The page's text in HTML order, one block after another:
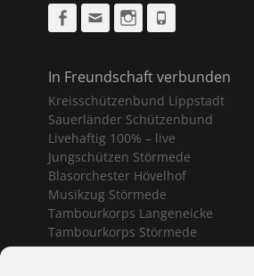
Facebook
Email Instagram
In Freundschaft verbunden
Kreisschützenbund Lippstadt
Sauerländer Schützenbund
Livehaftig 100% – live
Jungschützen Störmede
Blasorchester Hövelhof
Musikzug Störmede
Tambourkorps Langeneicke
Tambourkorps Störmede